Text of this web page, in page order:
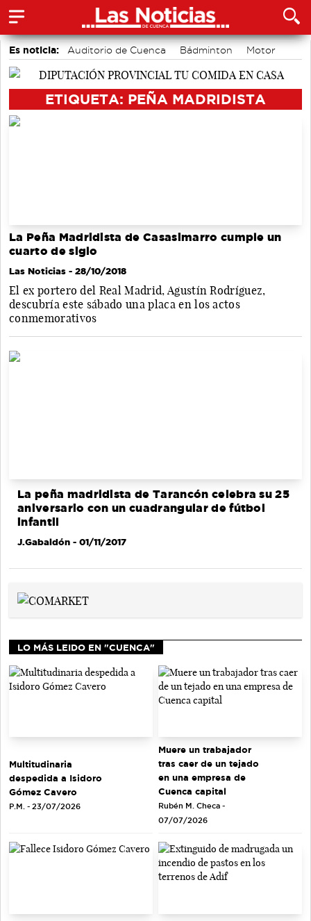
Es noticia: Auditorio de Cuenca Bádminton
Motor
Piragüismo
Fútbol
ETIQUETA: PEÑA MADRIDISTA
La Peña Madridista de Casasimarro cumple un
cuarto de siglo
Las Noticias - 28/10/2018
El ex portero del Real Madrid, Agustín Rodríguez,
descubría este sábado una placa en los actos
conmemorativos
La peña madridista de Tarancón celebra su 25
aniversario con un cuadrangular de fútbol
infantil
J.Gabaldón - 01/11/2017
LO MÁS LEIDO EN "CUENCA"
Multitudinaria
despedida a Isidoro
Gómez Cavero
P.M. - 23/07/2026
Muere un trabajador
tras caer de un tejado
en una empresa de
Cuenca capital
Rubén M. Checa -
07/07/2026